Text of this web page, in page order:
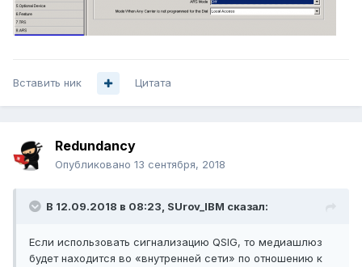
Вставить ник Цитата
Redundancy
Опубликовано 13 сентября, 2018
В 12.09.2018 в 08:23, SUrov_IBM сказал:
Если использовать сигнализацию QSIG, то медиашлюз
будет находится во «внутренней сети» по отношению к